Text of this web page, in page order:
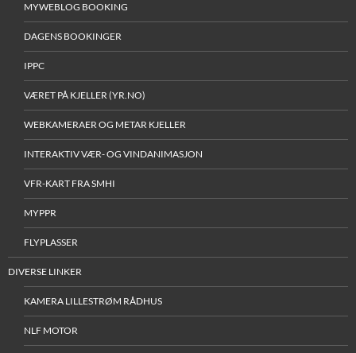
MYWEBLOG BOOKING
DAGENS BOOKINGER
IPPC
VÆRET PÅ KJELLER (YR.NO)
WEBKAMERAER OG METAR KJELLER
INTERAKTIV VÆR- OG VINDANIMASJON
VFR-KART FRA SMHI
MYPPR
FLYPLASSER
DIVERSE LINKER
KAMERA LILLESTRØM RÅDHUS
NLF MOTOR